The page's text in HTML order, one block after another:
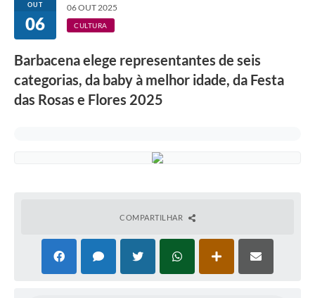
Ouvidoria
Serviços
Visite Barbacena
PPA - PLANO PLURIANUAL 2026/2029
PCA (Planos de Contratações Anuais)
OUT
06
06 OUT 2025
CULTURA
Barbacena elege representantes de seis
categorias, da baby à melhor idade, da Festa
das Rosas e Flores 2025
COMPARTILHAR